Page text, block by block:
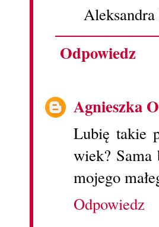
Odpowiedz
Agnieszka
Lubię takie
wiek? Sama
mojego
Odpowiedz